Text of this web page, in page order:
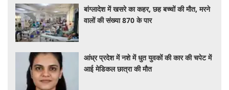
बांग्लादेश में खसरे का कहर, छह बच्चों की मौत, मरने
वालों की संख्या 870 के पार
आंध्र प्रदेश में नशे में धुत युवकों की कार की चपेट में
आई मेडिकल छात्रा की मौत